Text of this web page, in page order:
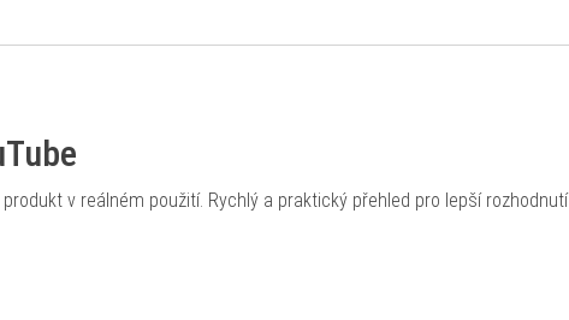
v reálném použití. Rychlý a praktický přehled pro lepší rozhodnutí